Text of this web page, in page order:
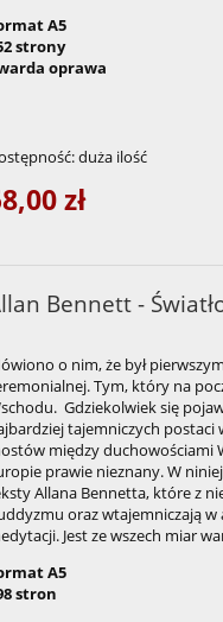
A5
strony
oprawa
duża ilość
zł
Bennett -
o nim, że był
Tym, który na
Gdziekolwiek się
tajemniczych
między duchowościami
prawie nieznany. W
Allana Bennetta, które z
oraz wtajemniczają
Jest ze wszech miar
A5
stron